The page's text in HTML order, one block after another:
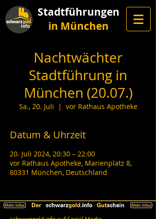
Stadtführungen
in München
Nachtwächter
Stadtführung in
München (20.07.)
Sa., 20. Juli
  |
vor Rathaus Apotheke
Datum & Uhrzeit
20. Juli 2024, 20:30 – 22:00
vor Rathaus Apotheke, Marienplatz 8,
80331 München, Deutschland